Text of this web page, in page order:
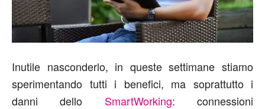
Inutile nasconderlo, in queste settimane stiamo
sperimentando tutti i benefici, ma soprattutto i
danni dello SmartWorking: connessioni